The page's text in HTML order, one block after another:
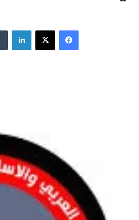
فيسبوك ‫X